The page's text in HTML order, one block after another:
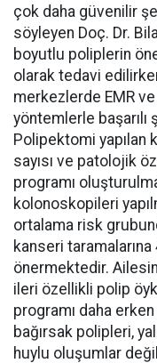
çok daha güvenilir
söyleyen Doç. Dr.
boyutlu poliplerin
olarak tedavi
merkezlerde EMR
yöntemlerle
Polipektomi yapılan
sayısı ve patolojik
programı
kolonoskopileri
ortalama risk
kanseri taramalarına
önermektedir.
ileri özellikli polip
programı daha erken
bağırsak polipleri,
huylu oluşumlar